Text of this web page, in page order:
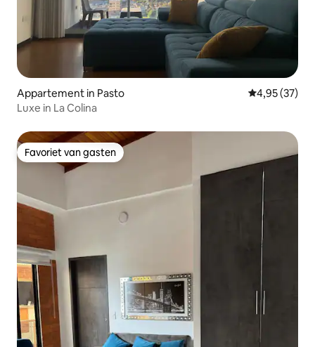
Appartement in Pasto Gemiddelde
4,95 (37)
Luxe in La Colina
Favoriet van gasten
Favoriet van gasten